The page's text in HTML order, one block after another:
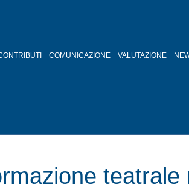
COMUNICAZIONE VALUTAZIONE
teatrale